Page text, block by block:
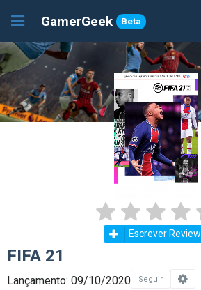
GamerGeek Beta
Escrever Review
FIFA 21
Lançamento: 09/10/2020 Seguir